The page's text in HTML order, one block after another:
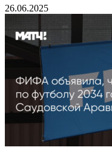
26.06.2025